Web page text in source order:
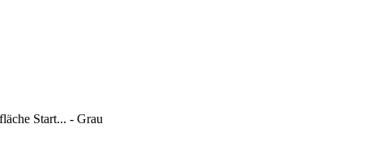
Start... - Grau